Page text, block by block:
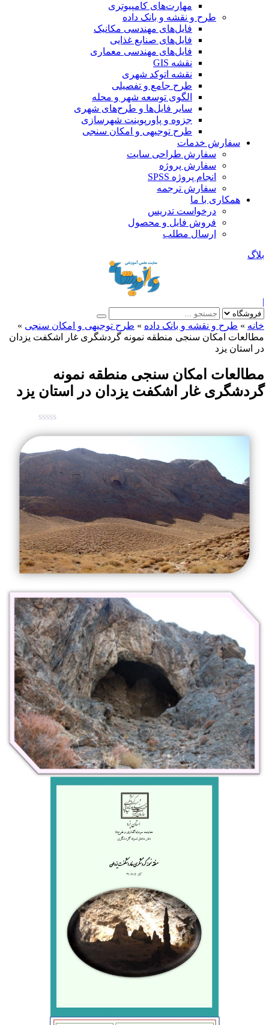
مهارت‌های کامپیوتری
طرح و نقشه و بانک داده
فایل‌های مهندسی مکانیک
فایل‌های صنایع غذایی
فایل‌های مهندسی معماری
نقشه GIS
نقشه اتوکد شهری
طرح جامع و تفصیلی
الگوی توسعه شهر و محله
سایر فایل‌ها و طرح‌های شهری
جزوه و پاورپوینت شهرسازی
طرح توجیهی و امکان سنجی
سفارش خدمات
سفارش طراحی سایت
سفارش پروژه
انجام پروژه SPSS
سفارش ترجمه
همکاری با ما
درخواست تدریس
فروش فایل و محصول
ارسال مطلب
بلاگ
|
خانه » طرح و نقشه و بانک داده » طرح توجیهی و امکان سنجی »
مطالعات امکان سنجی منطقه نمونه گردشگری غار اشکفت یزدان
در استان یزد
مطالعات امکان سنجی منطقه نمونه
گردشگری غار اشکفت یزدان در استان یزد